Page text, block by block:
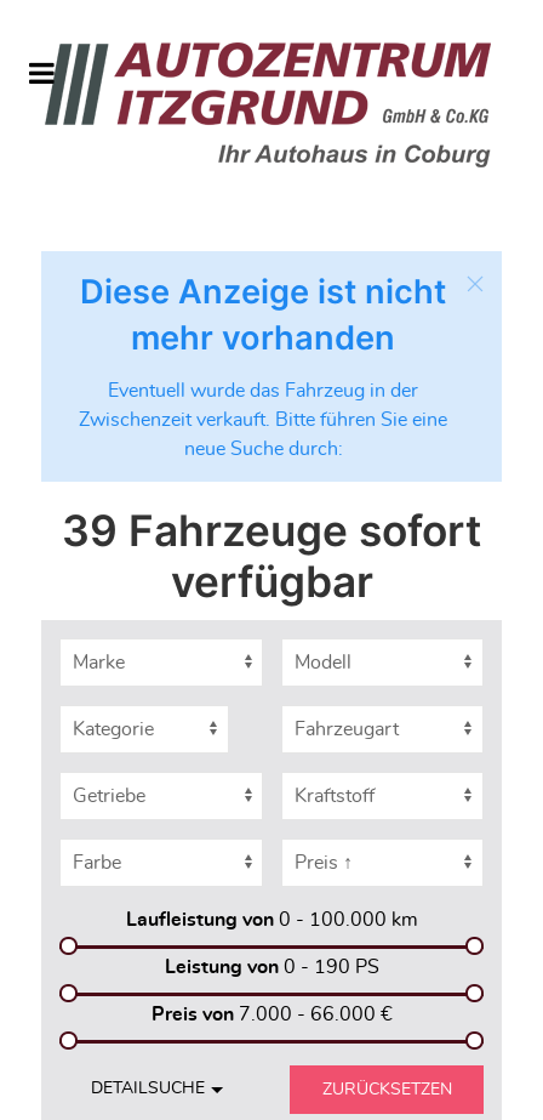
Diese Anzeige ist nicht
mehr vorhanden
Eventuell wurde das Fahrzeug in der
Zwischenzeit verkauft. Bitte führen Sie eine
neue Suche durch:
39 Fahrzeuge sofort
verfügbar
Laufleistung von 0 - 100.000 km
Leistung von 0 - 190 PS
Preis von 7.000 - 66.000 €
DETAILSUCHE ZURÜCKSETZEN